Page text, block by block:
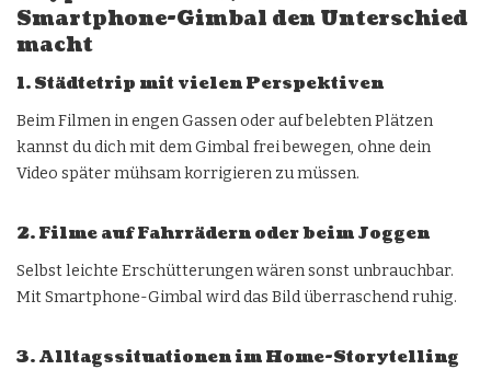
Smartphone-Gimbal den Unterschied
macht
1. Städtetrip mit vielen Perspektiven
Beim Filmen in engen Gassen oder auf belebten Plätzen
kannst du dich mit dem Gimbal frei bewegen, ohne dein
Video später mühsam korrigieren zu müssen.
2. Filme auf Fahrrädern oder beim Joggen
Selbst leichte Erschütterungen wären sonst unbrauchbar.
Mit Smartphone-Gimbal wird das Bild überraschend ruhig.
3. Alltagssituationen im Home-Storytelling